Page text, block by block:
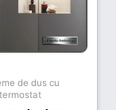
de dus cu
termostat